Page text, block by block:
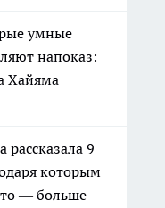
умные
напоказ:
Хайяма
рассказала 9
которым
— больше